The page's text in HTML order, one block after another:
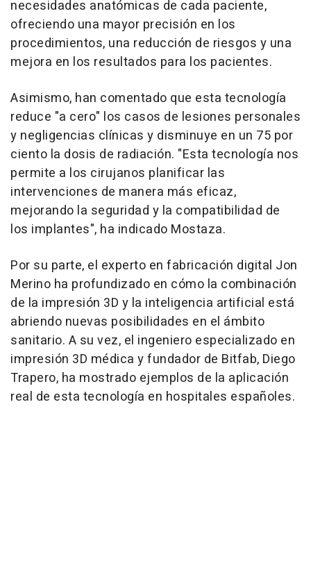
necesidades anatómicas de cada paciente,
ofreciendo una mayor precisión en los
procedimientos, una reducción de riesgos y una
mejora en los resultados para los pacientes.
Asimismo, han comentado que esta tecnología
reduce "a cero" los casos de lesiones personales
y negligencias clínicas y disminuye en un 75 por
ciento la dosis de radiación. "Esta tecnología nos
permite a los cirujanos planificar las
intervenciones de manera más eficaz,
mejorando la seguridad y la compatibilidad de
los implantes", ha indicado Mostaza.
Por su parte, el experto en fabricación digital Jon
Merino ha profundizado en cómo la combinación
de la impresión 3D y la inteligencia artificial está
abriendo nuevas posibilidades en el ámbito
sanitario. A su vez, el ingeniero especializado en
impresión 3D médica y fundador de Bitfab, Diego
Trapero, ha mostrado ejemplos de la aplicación
real de esta tecnología en hospitales españoles.